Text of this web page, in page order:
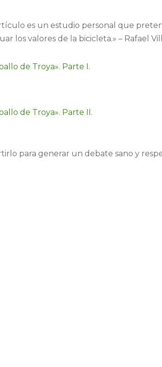
es un estudio personal que
los valores de la bicicleta.» – Rafael
de Troya». Parte I.
de Troya». Parte II.
para generar un debate sano y